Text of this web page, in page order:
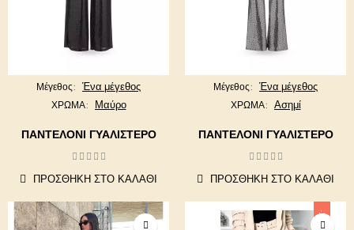
Μέγεθος Ένα μέγεθος
ΧΡΩΜΑ Μαύρο
ΠΑΝΤΕΛΌΝΙ ΓΥΑΛΙΣΤΕΡΌ
ΠΡΟΣΘΉΚΗ ΣΤΟ ΚΑΛΆΘΙ
Μέγεθος Ένα μέγεθος
ΧΡΩΜΑ Ασημί
ΠΑΝΤΕΛΌΝΙ ΓΥΑΛΙΣΤΕΡΌ
ΠΡΟΣΘΉΚΗ ΣΤΟ ΚΑΛΆΘΙ
-20%